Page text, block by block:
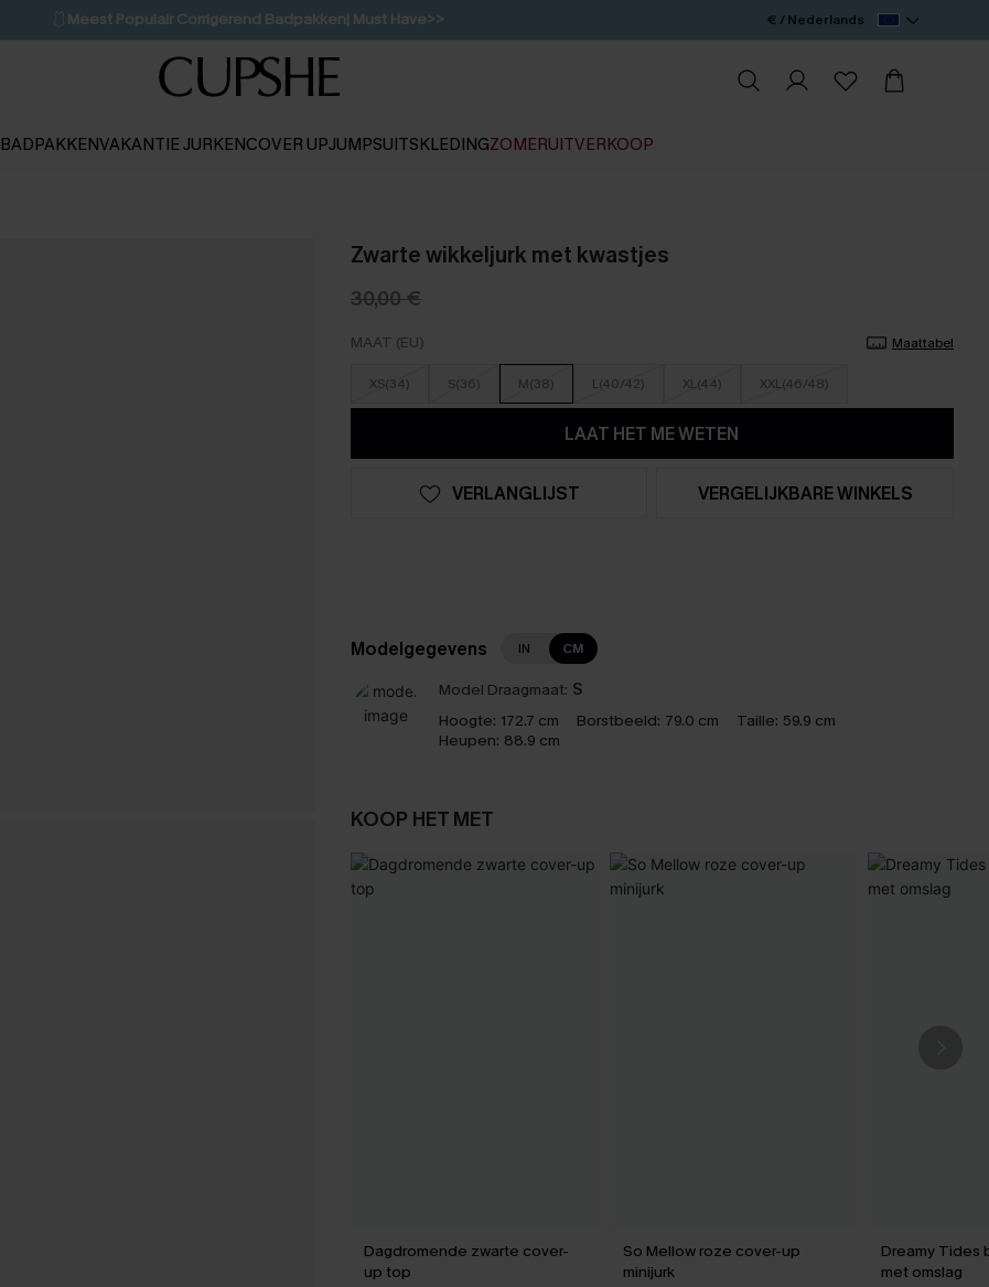
🩱 Meest Populair Corrigerend Badpakken| Must Have>>
💌Abonneer je & ontvang tot 15% korting>>
Koop 3, krijg 15% korting | CODE: SW15
€ / Nederlands
BADPAKKENVAKANTIE JURKENCOVER UPJUMPSUITSKLEDINGZOMERUITVERKOOP
Zwarte wikkeljurk met kwastjes
30,00 €
MAAT (EU) Maattabel
XS(34) S(36) M(38) L(40/42) XL(44) XXL(46/48)
LAAT HET ME WETEN
VERLANGLIJST VERGELIJKBARE WINKELS
Modelgegevens IN CM
Model Draagmaat: S
Hoogte: 172.7 cm Borstbeeld: 79.0 cm Taille: 59.9 cm
Heupen: 88.9 cm
KOOP HET MET
Dagdromende zwarte cover-
up top
So Mellow roze cover-up
minijurk
Dreamy Tides
met omslag